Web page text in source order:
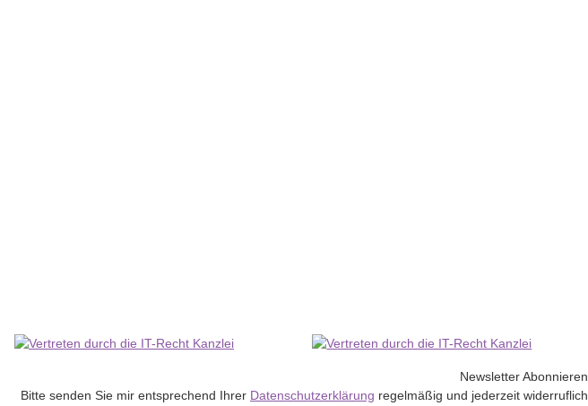
Newsletter Abonnieren
Bitte senden Sie mir entsprechend Ihrer Datenschutzerklärung regelmäßig und jederzeit widerruflich